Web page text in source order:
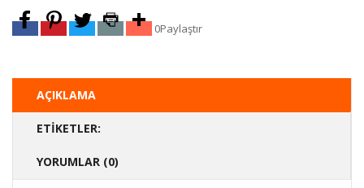
0Paylaştır
AÇIKLAMA
ETIKETLER:
YORUMLAR (0)